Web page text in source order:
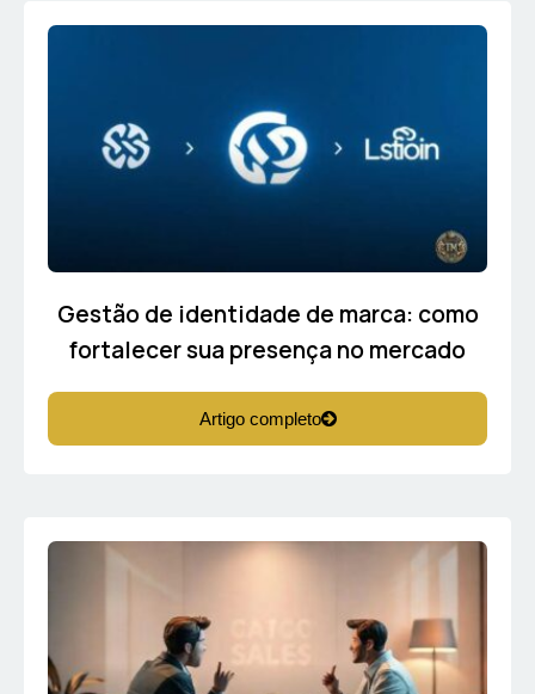
Gestão de identidade de marca: como
fortalecer sua presença no mercado
Artigo completo